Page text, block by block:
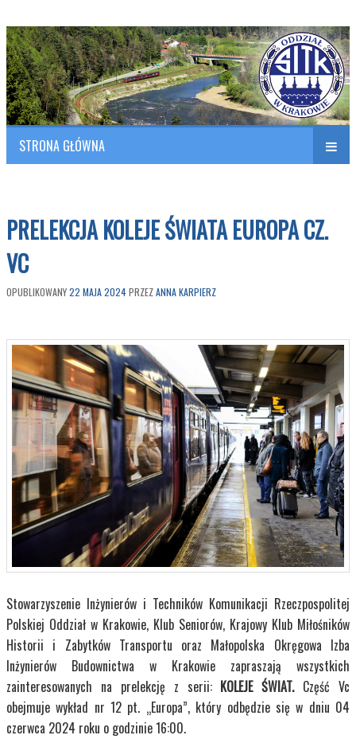
SITK RP Oddział w KRAKOWIE
Polish Association of Engineers & Technicians of Transportation
STRONA GŁÓWNA
PRELEKCJA KOLEJE ŚWIATA EUROPA CZ.
VC
OPUBLIKOWANY22 MAJA 2024PRZEZANNA KARPIERZ
Stowarzyszenie Inżynierów i Techników Komunikacji Rzeczpospolitej
Polskiej Oddział w Krakowie, Klub Seniorów, Krajowy Klub Miłośników
Historii i Zabytków Transportu oraz Małopolska Okręgowa Izba
Inżynierów Budownictwa w Krakowie zapraszają wszystkich
zainteresowanych na prelekcję z serii: KOLEJE ŚWIAT. Część Vc
obejmuje wykład nr 12 pt. „Europa”, który odbędzie się w dniu 04
czerwca 2024 roku o godzinie 16:00.